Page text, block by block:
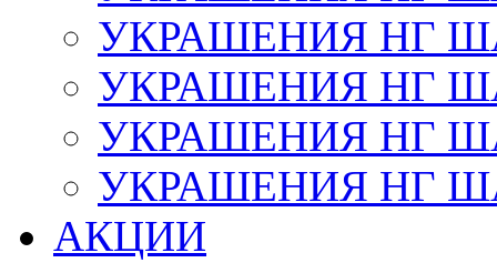
УКРАШЕНИЯ НГ
УКРАШЕНИЯ НГ
УКРАШЕНИЯ НГ
УКРАШЕНИЯ НГ
АКЦИИ